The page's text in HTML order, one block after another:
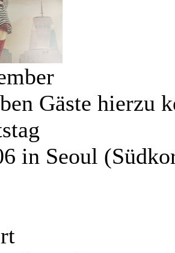
Gäste hierzu
in Seoul